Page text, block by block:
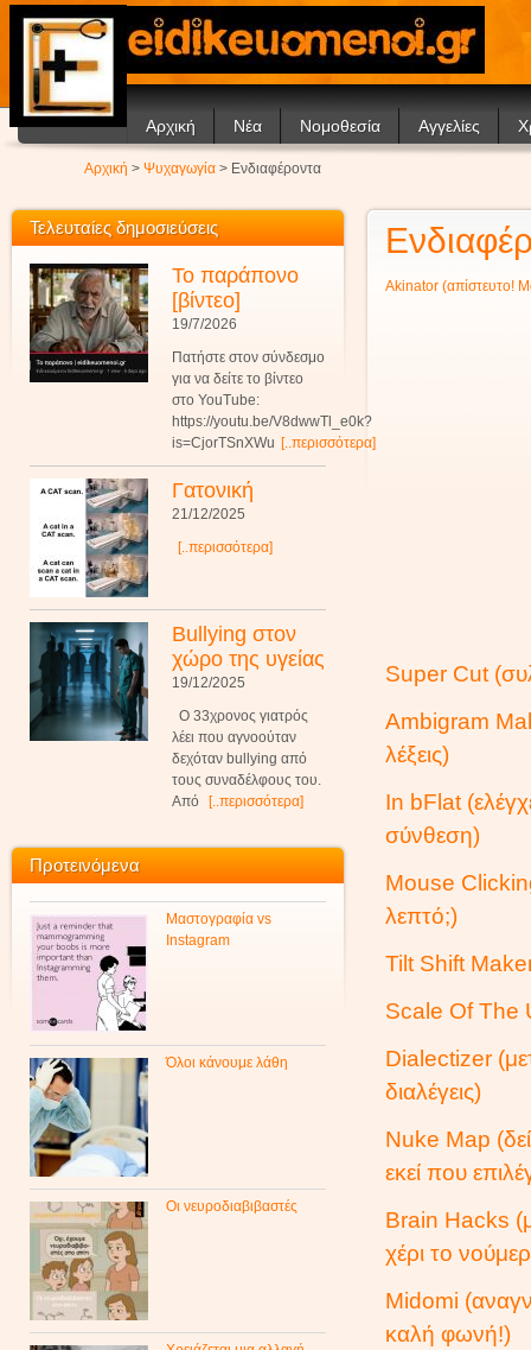
Αρχική Νέα
Ανακοινώσεις
Νομοθεσία Αγγελίες
Αρχική > Ψυχαγωγία > Ενδιαφέροντα
Akinator (απίστευτο!
Super Cut
Ambigram
λέξεις)
In bFlat
σύνθεση)
Mouse
λεπτό;)
Tilt Shift Maker
Scale Of The
Dialectizer
διαλέγεις)
Nuke Map
εκεί που
Brain Hacks
χέρι το
Midomi
καλή φωνή!)
Τελευταίες δημοσιεύσεις
Το παράπονο
[βίντεο]
19/7/2026
Πατήστε στον σύνδεσμο
για να δείτε το βίντεο
στο YouTube:
https://youtu.be/V8dwwTl_e0k?
is=CjorTSnXWu [..περισσότερα]
Γατονική
21/12/2025
[..περισσότερα]
Bullying στον
χώρο της υγείας
19/12/2025
Ο 33χρονος γιατρός
λέει που αγνοούταν
δεχόταν bullying από
τους συναδέλφους του.
Από
[..περισσότερα]
Προτεινόμενα
Μαστογραφία vs
Instagram
Όλοι κάνουμε λάθη
Οι νευροδιαβιβαστές